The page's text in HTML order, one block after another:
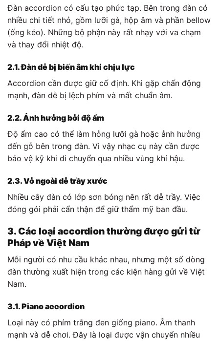
Đàn accordion có cấu tạo phức tạp. Bên trong đàn có
nhiều chi tiết nhỏ, gồm lưỡi gà, hộp âm và phần bellow
(ống kéo). Những bộ phận này rất nhạy với va chạm
và thay đổi nhiệt độ.
2.1. Đàn dễ bị biến âm khi chịu lực
Accordion cần được giữ cố định. Khi gặp chấn động
mạnh, đàn dễ bị lệch phím và mất chuẩn âm.
2.2. Ảnh hưởng bởi độ ẩm
Độ ẩm cao có thể làm hỏng lưỡi gà hoặc ảnh hưởng
đến gỗ bên trong đàn. Vì vậy nhạc cụ này cần được
bảo vệ kỹ khi di chuyển qua nhiều vùng khí hậu.
2.3. Vỏ ngoài dễ trầy xước
Nhiều cây đàn có lớp sơn bóng nên rất dễ trầy. Việc
đóng gói phải cẩn thận để giữ thẩm mỹ ban đầu.
3. Các loại accordion thường được gửi từ
Pháp về Việt Nam
Mỗi người có nhu cầu khác nhau, nhưng một số dòng
đàn thường xuất hiện trong các kiện hàng gửi về Việt
Nam.
3.1. Piano accordion
Loại này có phím trắng đen giống piano. Âm thanh
mạnh và dễ chơi. Đây là loại được vận chuyển nhiều